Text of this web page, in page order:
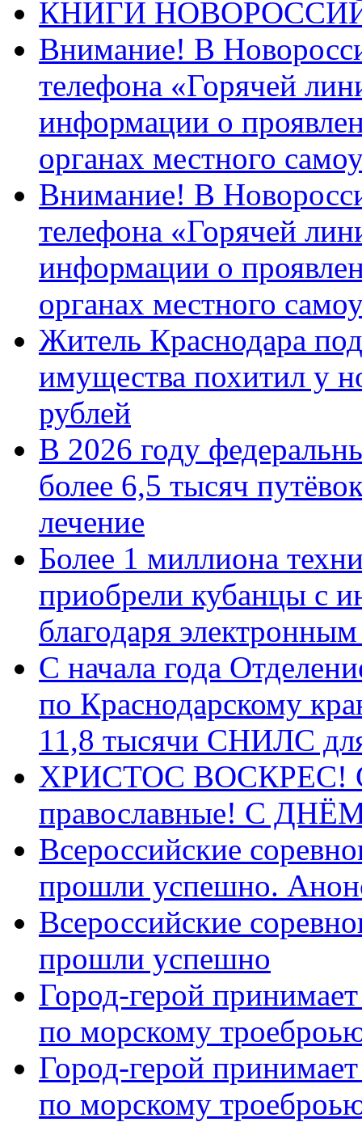
КНИГИ
Внимание! В
телефона «Горячей
информации о
органах местного
Внимание! В
телефона «Горячей
информации о
органах местного
Житель Краснодара
имущества похитил у
рублей
В 2026 году
более 6,5 тысяч
лечение
Более 1 миллиона
приобрели кубанцы с
благодаря
С начала года
по Краснодарскому
11,8 тысячи СНИЛС
ХРИСТОС ВОСКРЕС! С
православные! C
Всероссийские
прошли успешно.
Всероссийские
прошли успешно
Город-герой
по морскому
Город-герой
по морскому